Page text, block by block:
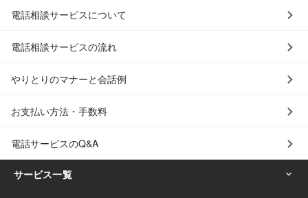
電話相談サービスについて
電話相談サービスの流れ
やりとりのマナーと会話例
お支払い方法・手数料
電話サービスのQ&A